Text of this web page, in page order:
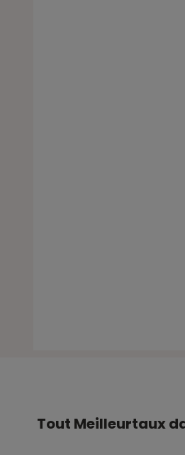
Tout Meilleurtaux